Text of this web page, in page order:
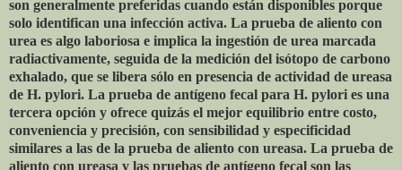
son generalmente preferidas cuando están disponibles porque
solo identifican una infección activa. La prueba de aliento con
urea es algo laboriosa e implica la ingestión de urea marcada
radiactivamente, seguida de la medición del isótopo de carbono
exhalado, que se libera sólo en presencia de actividad de ureasa
de H. pylori. La prueba de antígeno fecal para H. pylori es una
tercera opción y ofrece quizás el mejor equilibrio entre costo,
conveniencia y precisión, con sensibilidad y especificidad
similares a las de la prueba de aliento con ureasa. La prueba de
aliento con ureasa y las pruebas de antígeno fecal son las